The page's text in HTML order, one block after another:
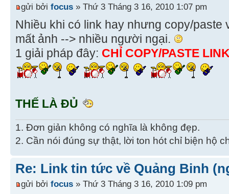
gửi bởi focus » Thứ 3 Tháng 3 16, 2010 1:07 pm
Nhiều khi có link hay nhưng copy/paste
mất ảnh --> nhiều người ngại.
1 giải pháp đây: CHỈ COPY/PASTE
THẾ LÀ ĐỦ
1. Đơn giản không có nghĩa là không đẹp.
2. Cần nói đúng sự thật, lời ton hót chỉ biện hộ
Re: Link tin tức về Quảng Binh
gửi bởi focus » Thứ 3 Tháng 3 16, 2010 1:09 pm